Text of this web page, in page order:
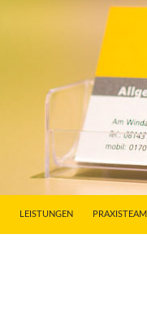
LEISTUNGEN PRAXISTEAM